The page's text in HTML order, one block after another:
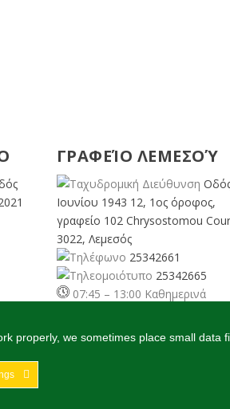
ΓΡΑΦΕΊΟ ΛΕΜΕΣΟΎ
Ιουνίου 1943 12, 1ος όροφος,
γραφείο 102 Chrysostomou
3022, Λεμεσός
25342661
25342665
07:45 – 13:00 Καθημερινά
cyprusgreens.org
properly, we sometimes place small